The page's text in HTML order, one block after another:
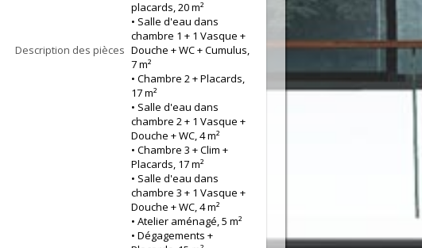
Description des pièces
placards, 20 m²
• Salle d'eau dans
chambre 1 + 1 Vasque +
Douche + WC + Cumulus,
7 m²
• Chambre 2 + Placards,
17 m²
• Salle d'eau dans
chambre 2 + 1 Vasque +
Douche + WC, 4 m²
• Chambre 3 + Clim +
Placards, 17 m²
• Salle d'eau dans
chambre 3 + 1 Vasque +
Douche + WC, 4 m²
• Atelier aménagé, 5 m²
• Dégagements +